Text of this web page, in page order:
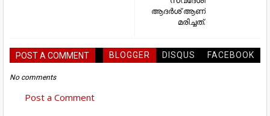
ആദർശ് ആണ്
മരിച്ചത്.
POST A COMMENT BLOGGER DISQUS FACEBOOK
No comments
Post a Comment